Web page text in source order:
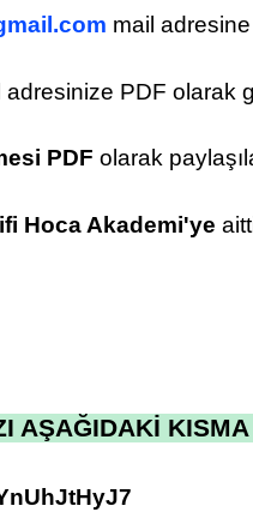
mail
adresinize PDF olarak
PDF olarak
Hoca Akademi'ye
AŞAĞIDAKİ KISMA